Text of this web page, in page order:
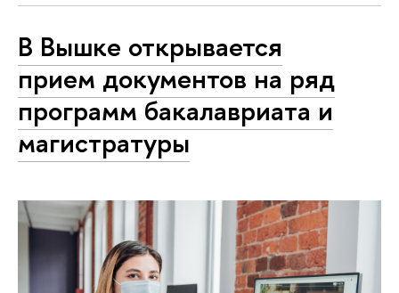
В Вышке открывается
прием документов на ряд
программ бакалавриата и
магистратуры